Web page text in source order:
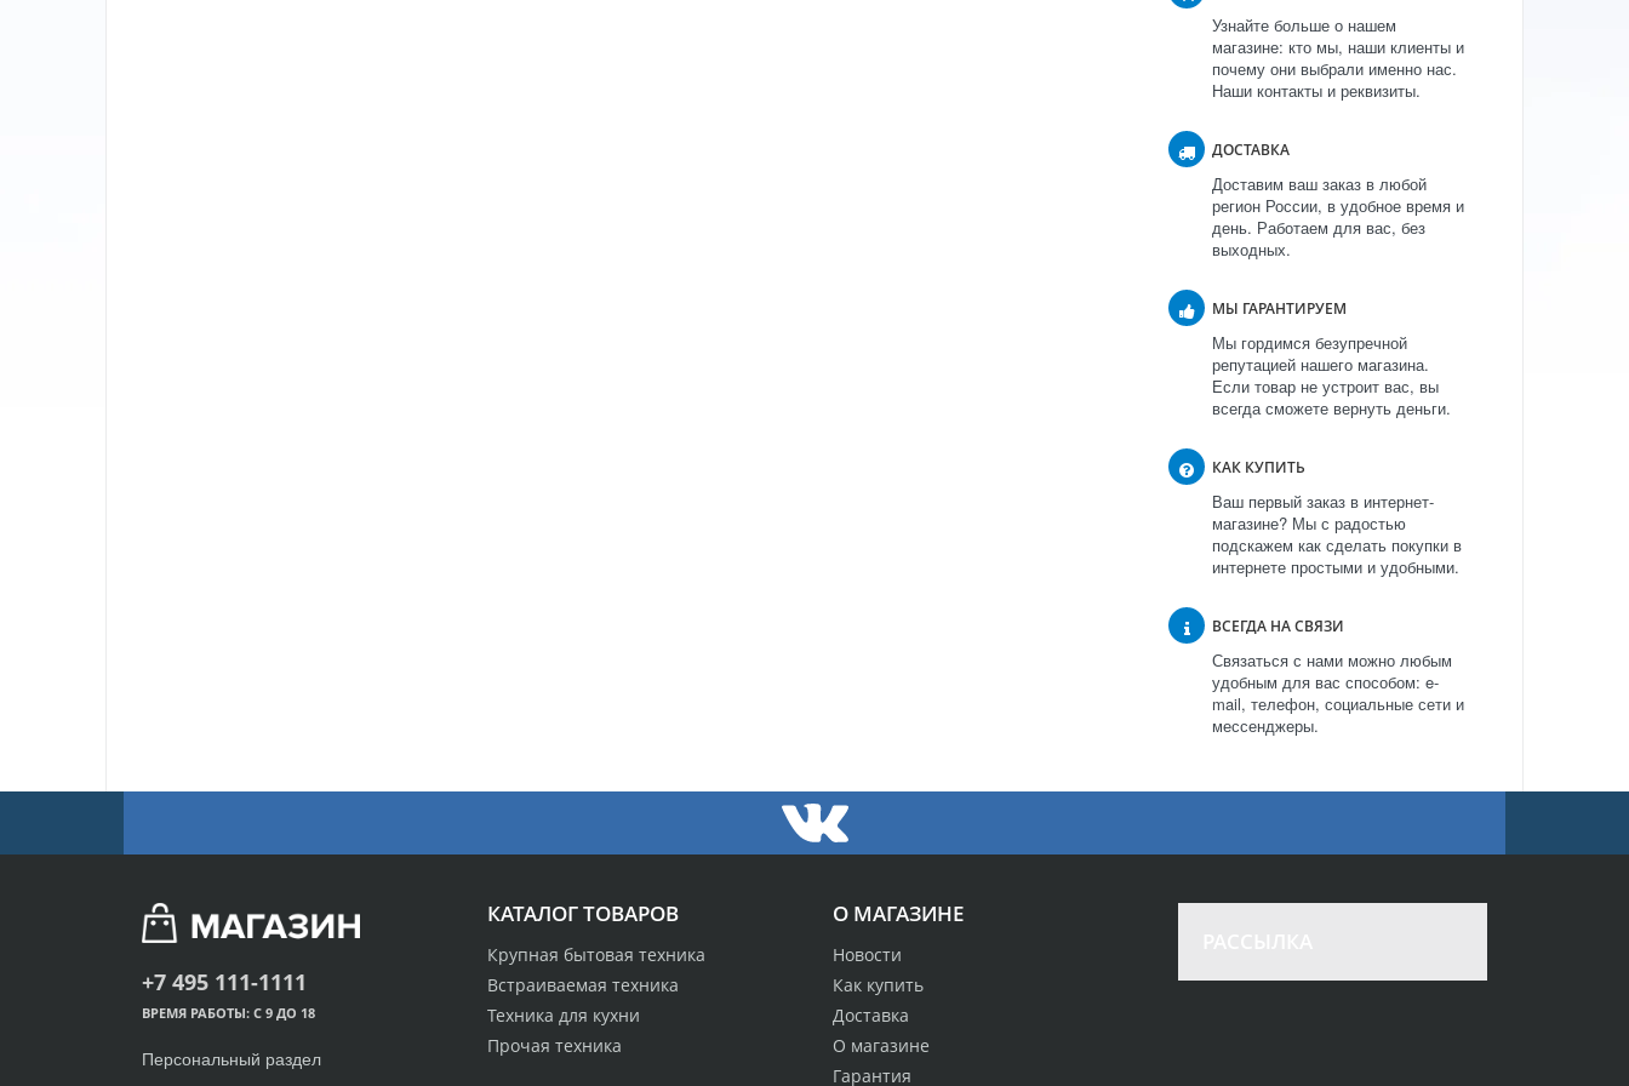
Узнайте больше о нашем
магазине: кто мы, наши клиенты и
почему они выбрали именно нас.
Наши контакты и реквизиты.
ДОСТАВКА
Доставим ваш заказ в любой
регион России, в удобное время и
день. Работаем для вас, без
выходных.
МЫ ГАРАНТИРУЕМ
Мы гордимся безупречной
репутацией нашего магазина.
Если товар не устроит вас, вы
всегда сможете вернуть деньги.
КАК КУПИТЬ
Ваш первый заказ в интернет-
магазине? Мы с радостью
подскажем как сделать покупки в
интернете простыми и удобными.
ВСЕГДА НА СВЯЗИ
Связаться с нами можно любым
удобным для вас способом: e-
mail, телефон, социальные сети и
мессенджеры.
О МАГАЗИНЕ
Новости
Как купить
Доставка
О магазине
Гарантия
КАТАЛОГ ТОВАРОВ
Крупная бытовая техника
Встраиваемая техника
Техника для кухни
Прочая техника
+7 495 111-1111
ВРЕМЯ РАБОТЫ: С 9 ДО 18
Персональный раздел